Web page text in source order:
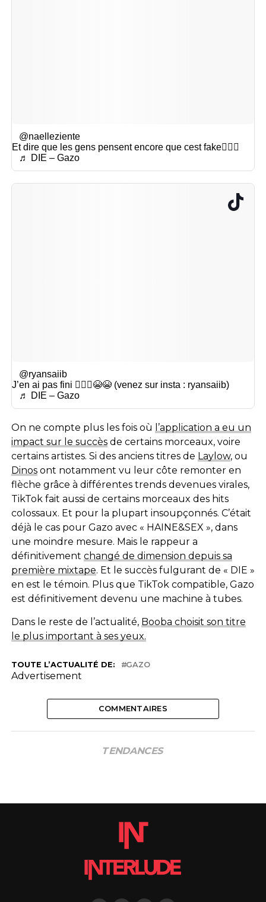
@naelleziente
Et dire que les gens pensent encore que cest fake🤦🏽‍♂️
♬ DIE – Gazo
@ryansaiib
J’en ai pas fini 🤦🏽‍♂️😭😭 (venez sur insta : ryansaiib)
♬ DIE – Gazo
On ne compte plus les fois où
l’application a eu un
impact sur le succèsde certains morceaux, voire
certains artistes. Si des anciens titres de Laylow, ou
Dinosont notamment vu leur côte remonter en
flèche grâce à différentes trends devenues virales,
TikTok fait aussi de certains morceaux des hits
colossaux. Et pour la plupart insoupçonnés. C’était
déjà le cas pour Gazo avec « HAINE&SEX », dans
une moindre mesure. Mais le rappeur a
définitivement changé de dimension depuis sa
première mixtape. Et le succès fulgurant de « DIE »
en est le témoin. Plus que TikTok compatible, Gazo
est définitivement devenu une machine à tubes.
Dans le reste de l’actualité, Booba choisit son titre
le plus important à ses yeux.
TOUTE L’ACTUALITÉ DE: GAZO
Advertisement
COMMENTAIRES
TENDANCES